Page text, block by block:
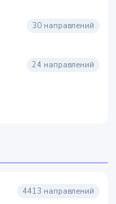
30 направлений
24 направлений
4413 направлений